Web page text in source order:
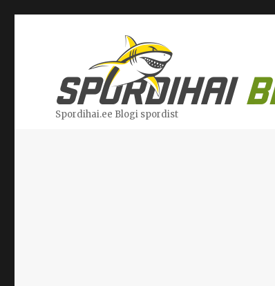
Spordihai.ee Blogi spordist